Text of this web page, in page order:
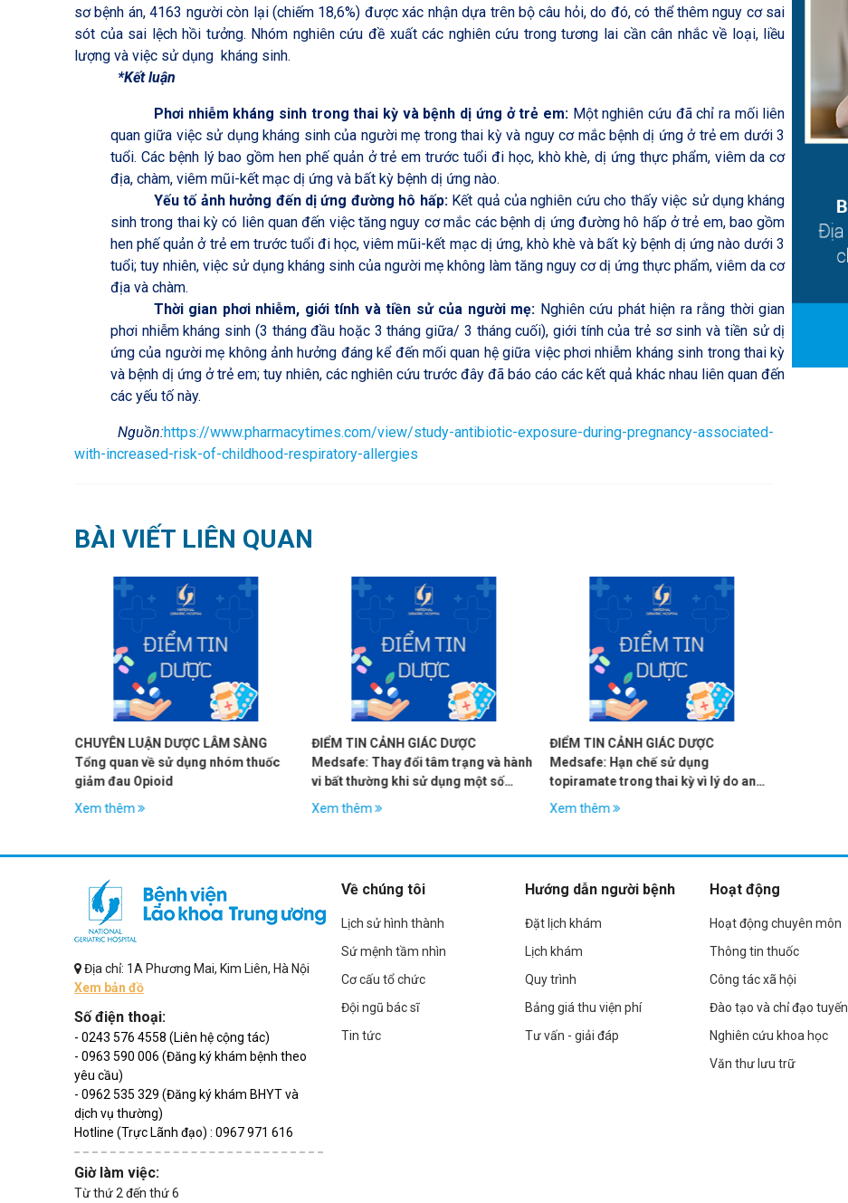
sơ bệnh án, 4163 người còn lại (chiếm 18,6%) được xác nhận dựa trên bộ câu hỏi, do đó, có thể thêm nguy cơ sai
sót của sai lệch hồi tưởng. Nhóm nghiên cứu đề xuất các nghiên cứu trong tương lai cần cân nhắc về loại, liều
lượng và việc sử dụng kháng sinh.
*Kết luận
Phơi nhiễm kháng sinh trong thai kỳ và bệnh dị ứng ở trẻ em: Một nghiên cứu đã chỉ ra mối liên
quan giữa việc sử dụng kháng sinh của người mẹ trong thai kỳ và nguy cơ mắc bệnh dị ứng ở trẻ em dưới 3
tuổi. Các bệnh lý bao gồm hen phế quản ở trẻ em trước tuổi đi học, khò khè, dị ứng thực phẩm, viêm da cơ
địa, chàm, viêm mũi-kết mạc dị ứng và bất kỳ bệnh dị ứng nào.
Yếu tố ảnh hưởng đến dị ứng đường hô hấp: Kết quả của nghiên cứu cho thấy việc sử dụng kháng
sinh trong thai kỳ có liên quan đến việc tăng nguy cơ mắc các bệnh dị ứng đường hô hấp ở trẻ em, bao gồm
hen phế quản ở trẻ em trước tuổi đi học, viêm mũi-kết mạc dị ứng, khò khè và bất kỳ bệnh dị ứng nào dưới 3
tuổi; tuy nhiên, việc sử dụng kháng sinh của người mẹ không làm tăng nguy cơ dị ứng thực phẩm, viêm da cơ
địa và chàm.
Thời gian phơi nhiễm, giới tính và tiền sử của người mẹ: Nghiên cứu phát hiện ra rằng thời gian
phơi nhiễm kháng sinh (3 tháng đầu hoặc 3 tháng giữa/ 3 tháng cuối), giới tính của trẻ sơ sinh và tiền sử dị
ứng của người mẹ không ảnh hưởng đáng kể đến mối quan hệ giữa việc phơi nhiễm kháng sinh trong thai kỳ
và bệnh dị ứng ở trẻ em; tuy nhiên, các nghiên cứu trước đây đã báo cáo các kết quả khác nhau liên quan đến
các yếu tố này.
Nguồn:https://www.pharmacytimes.com/view/study-antibiotic-exposure-during-pregnancy-associated-
with-increased-risk-of-childhood-respiratory-allergies
BÀI VIẾT LIÊN QUAN
ĐIỂM TIN CẢNH GIÁC DƯỢC
Medsafe: Thay đổi tâm trạng và hành
vi bất thường khi sử dụng một số
thuốc
Xem thêm
ĐIỂM TIN CẢNH GIÁC DƯỢC
Medsafe: Hạn chế sử dụng
topiramate trong thai kỳ vì lý do an
toàn
Xem thêm
ĐIỂM TIN CẢNH GIÁC DƯỢC
MHLW/PMDA: Thận trọng khi sử
dụng thuốc ức chế hệ renin-
angiotensin trên phụ nữ trong độ tuổi
Xem thêm
Địa chỉ: 1A Phương Mai, Kim Liên, Hà Nội
Xem bản đồ
Số điện thoại:
- 0243 576 4558 (Liên hệ cộng tác)
- 0963 590 006 (Đăng ký khám bệnh theo
yêu cầu)
- 0962 535 329 (Đăng ký khám BHYT và
dịch vụ thường)
Hotline (Trực Lãnh đạo) : 0967 971 616
Giờ làm việc:
Từ thứ 2 đến thứ 6
Về chúng tôi
Lịch sử hình thành
Sứ mệnh tầm nhìn
Cơ cấu tổ chức
Đội ngũ bác sĩ
Tin tức
Hướng dẫn người bệnh
Đặt lịch khám
Lịch khám
Quy trình
Bảng giá thu viện phí
Tư vấn - giải đáp
Hoạt động
Hoạt động chuyên môn
Thông tin thuốc
Công tác xã hội
Đào tạo và chỉ đạo tuyến
Nghiên cứu khoa học
Văn thư lưu trữ